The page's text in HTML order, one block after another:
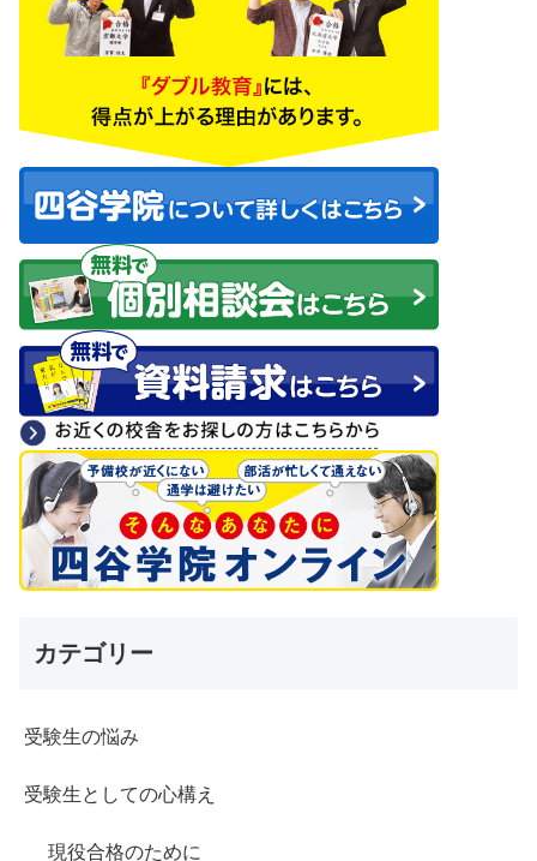
カテゴリー
受験生の悩み
受験生としての心構え
現役合格のために